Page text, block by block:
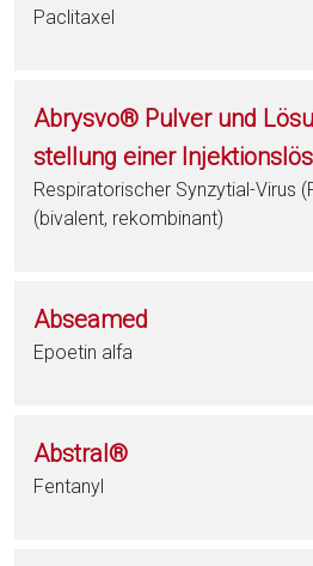
Paclitaxel
Abrysvo® Pulver und
stellung einer
Respiratorischer Synzytial-Virus
(bivalent, rekombinant)
Abseamed
Epoetin alfa
Abstral®
Fentanyl